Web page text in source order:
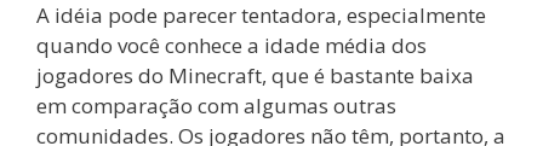
A idéia pode parecer tentadora, especialmente
quando você conhece a idade média dos
jogadores do Minecraft, que é bastante baixa
em comparação com algumas outras
comunidades. Os jogadores não têm, portanto, a